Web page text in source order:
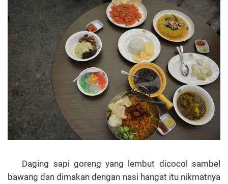
Daging sapi goreng yang lembut dicocol sambel
bawang dan dimakan dengan nasi hangat itu nikmatnya